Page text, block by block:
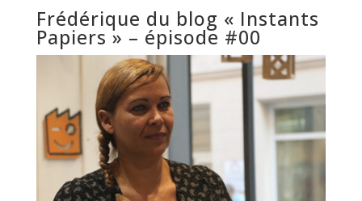
Frédérique du blog « Instants
Papiers » – épisode #00